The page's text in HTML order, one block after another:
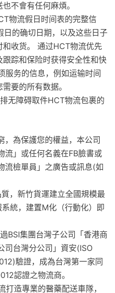
不會有任何麻煩。
物流假日时间表的完整信
的确切日期，以及这些日子
收货。 通过HCT物流优先
踪和保险时获得安全性和快
服务的信息，例如运输时间
要的所有数据。
无障碍取件HCT物流包裹的
，為保護您的權益，本公司
流」或任何名義在FB臉書或
流檢單員」之廣告或訊息(如
，新竹貨運建立全國規模最
統，建置M化（行動化）即
BSI集團台灣子公司「香港商
司台灣分公司」資安(ISO
驗證，成為台灣第一家同
認證之物流商。
造專業的醫藥配送車隊，